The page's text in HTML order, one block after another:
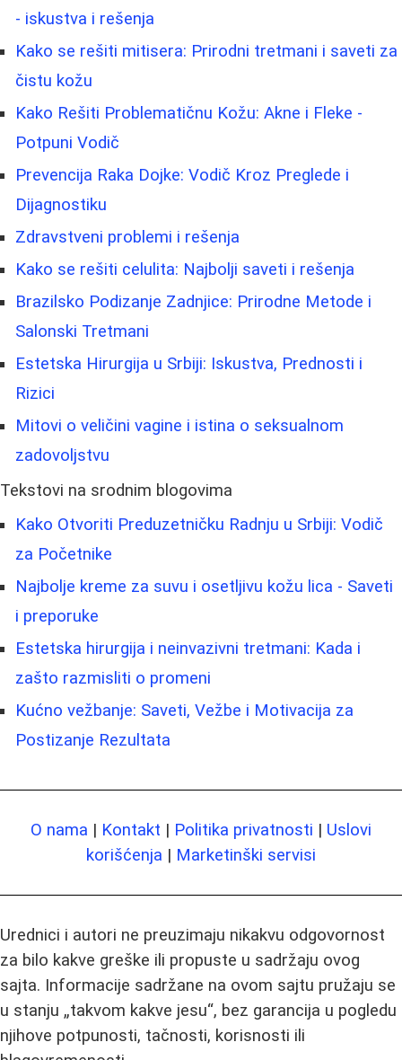
- iskustva i rešenja
Kako se rešiti mitisera: Prirodni tretmani i saveti za
čistu kožu
Kako Rešiti Problematičnu Kožu: Akne i Fleke -
Potpuni Vodič
Prevencija Raka Dojke: Vodič Kroz Preglede i
Dijagnostiku
Zdravstveni problemi i rešenja
Kako se rešiti celulita: Najbolji saveti i rešenja
Brazilsko Podizanje Zadnjice: Prirodne Metode i
Salonski Tretmani
Estetska Hirurgija u Srbiji: Iskustva, Prednosti i
Rizici
Mitovi o veličini vagine i istina o seksualnom
zadovoljstvu
Tekstovi na srodnim blogovima
Kako Otvoriti Preduzetničku Radnju u Srbiji: Vodič
za Početnike
Najbolje kreme za suvu i osetljivu kožu lica - Saveti
i preporuke
Estetska hirurgija i neinvazivni tretmani: Kada i
zašto razmisliti o promeni
Kućno vežbanje: Saveti, Vežbe i Motivacija za
Postizanje Rezultata
O nama | Kontakt | Politika privatnosti | Uslovi
korišćenja | Marketinški servisi
Urednici i autori ne preuzimaju nikakvu odgovornost
za bilo kakve greške ili propuste u sadržaju ovog
sajta. Informacije sadržane na ovom sajtu pružaju se
u stanju „takvom kakve jesu“, bez garancija u pogledu
njihove potpunosti, tačnosti, korisnosti ili